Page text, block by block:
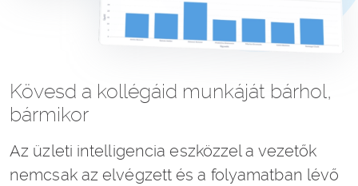
Kövesd a kollégáid munkáját bárhol,
bármikor
Az üzleti intelligencia eszközzel a vezetők
nemcsak az elvégzett és a folyamatban lévő